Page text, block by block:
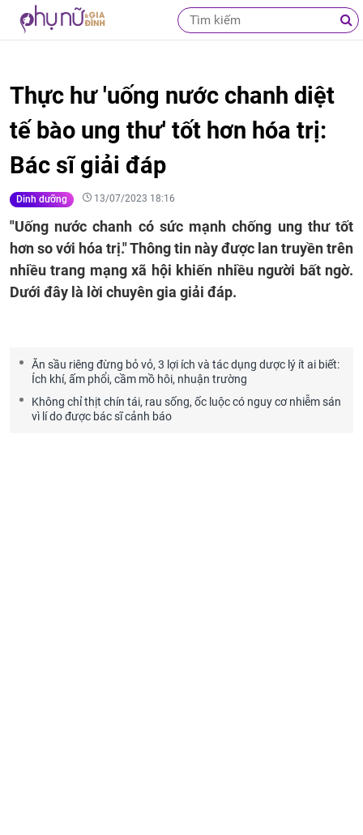
Thực hư 'uống nước chanh diệt
tế bào ung thư' tốt hơn hóa trị:
Bác sĩ giải đáp
Dinh dưỡng 13/07/2023 18:16
"Uống nước chanh có sức mạnh chống ung thư tốt
hơn so với hóa trị." Thông tin này được lan truyền trên
nhiều trang mạng xã hội khiến nhiều người bất ngờ.
Dưới đây là lời chuyên gia giải đáp.
Ăn sầu riêng đừng bỏ vỏ, 3 lợi ích và tác dụng dược lý ít ai biết:
Ích khí, ấm phổi, cầm mồ hôi, nhuận trường
Không chỉ thịt chín tái, rau sống, ốc luộc có nguy cơ nhiễm sán
vì lí do được bác sĩ cảnh báo